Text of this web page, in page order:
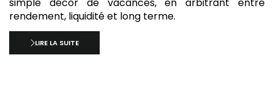
simple décor de vacances, en arbitrant entre
rendement, liquidité et long terme.
LIRE LA SUITE